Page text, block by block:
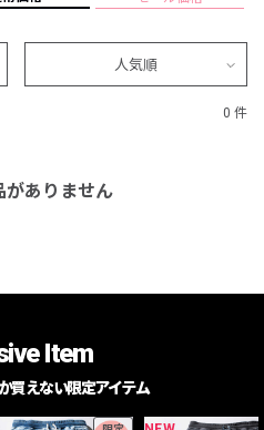
人気順
0 件
がありません
Item
買えない限定アイテム